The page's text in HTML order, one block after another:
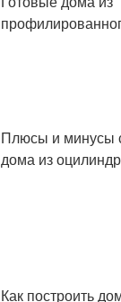
Плюсы и минусы
дома из
Как построить